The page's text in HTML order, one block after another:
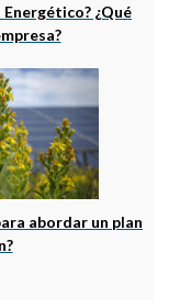
¿Qué
abordar un plan